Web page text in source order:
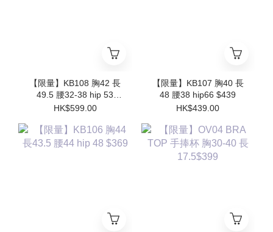
【限量】KB108 胸42 長
49.5 腰32-38 hip 53
$599
HK$599.00
【限量】KB107 胸40 長
48 腰38 hip66 $439
HK$439.00